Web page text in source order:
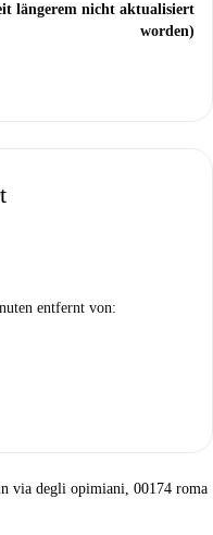
längerem nicht aktualisiert
worden)
entfernt von:
via degli opimiani, 00174 roma